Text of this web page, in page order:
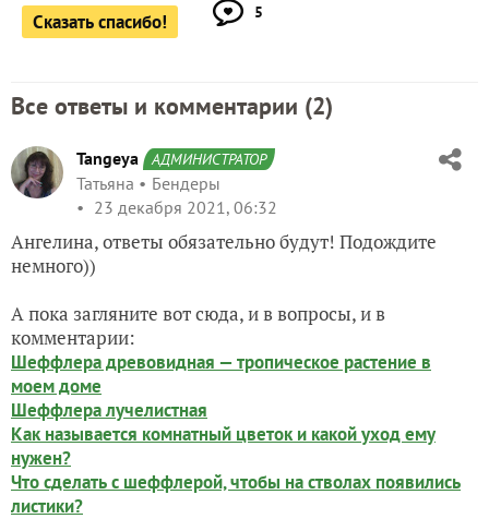
Сказать спасибо! 5
Все ответы и комментарии (2)
Tangeya АДМИНИСТРАТОР
Татьяна
Бендеры
23 декабря 2021, 06:32
Ангелина, ответы обязательно будут! Подождите
немного))
А пока загляните вот сюда, и в вопросы, и в
комментарии:
Шеффлера древовидная — тропическое растение в
моем доме
Шеффлера лучелистная
Как называется комнатный цветок и какой уход ему
нужен?
Что сделать с шеффлерой, чтобы на стволах появились
листики?